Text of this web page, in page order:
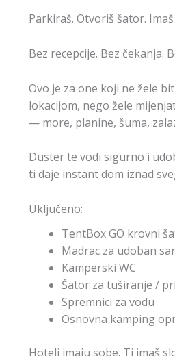
Parkiraš. Otvoriš šator.
Bez recepcije. Bez čekanja.
Ovo je za one koji ne žele
lokacijom, nego žele
— more, planine, šuma,
Duster te vodi sigurno i
ti daje instant dom iznad
Uključeno:
TentBox GO krovni
Madrac za udoban
Kamperski WC
Šator za tuširanje /
Spremnici za vodu
Osnovna kamping
Hoteli imaju sobe. Ti imaš